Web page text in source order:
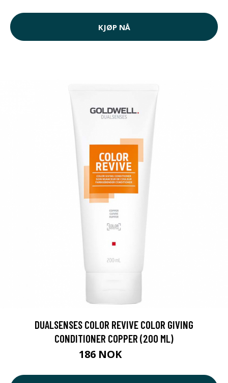
KJØP NÅ
DUALSENSES COLOR REVIVE COLOR GIVING
CONDITIONER COPPER (200 ML)
186 NOK